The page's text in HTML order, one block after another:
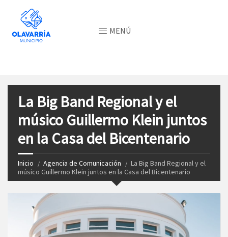
MENÚ
La Big Band Regional y el
músico Guillermo Klein juntos
en la Casa del Bicentenario
Inicio Agencia de Comunicación
La Big Band Regional y el
músico Guillermo Klein juntos en la Casa del Bicentenario